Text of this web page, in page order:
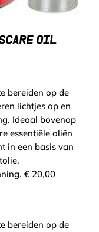
OIL
bereiden op de
lichtjes op en
Ideaal bovenop
essentiële oliën
in een basis van
€ 20,00
bereiden op de